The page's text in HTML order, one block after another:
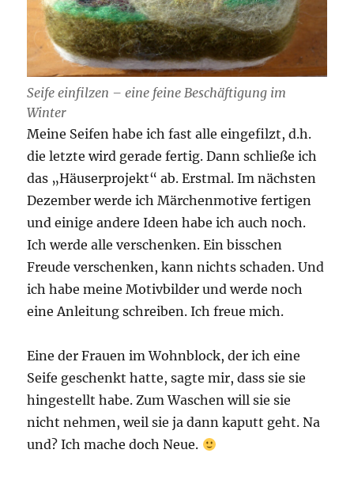
Seife einfilzen – eine feine Beschäftigung im
Winter
Meine Seifen habe ich fast alle eingefilzt, d.h.
die letzte wird gerade fertig. Dann schließe ich
das „Häuserprojekt“ ab. Erstmal. Im nächsten
Dezember werde ich Märchenmotive fertigen
und einige andere Ideen habe ich auch noch.
Ich werde alle verschenken. Ein bisschen
Freude verschenken, kann nichts schaden. Und
ich habe meine Motivbilder und werde noch
eine Anleitung schreiben. Ich freue mich.
Eine der Frauen im Wohnblock, der ich eine
Seife geschenkt hatte, sagte mir, dass sie sie
hingestellt habe. Zum Waschen will sie sie
nicht nehmen, weil sie ja dann kaputt geht. Na
und? Ich mache doch Neue.